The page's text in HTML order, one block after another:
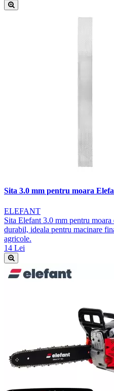
Sita 3.0 mm pentru moara
ELEFANT
Sita Elefant 3.0 mm pentru
durabil, ideala pentru macinare
agricole.
14 Lei